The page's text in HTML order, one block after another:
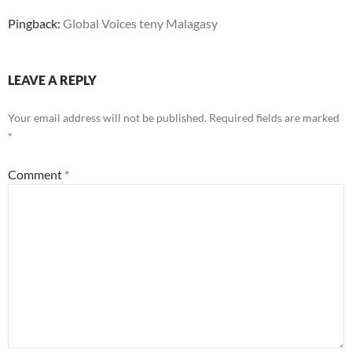
Pingback: Global Voices teny Malagasy
LEAVE A REPLY
Your email address will not be published. Required fields are marked
*
Comment *